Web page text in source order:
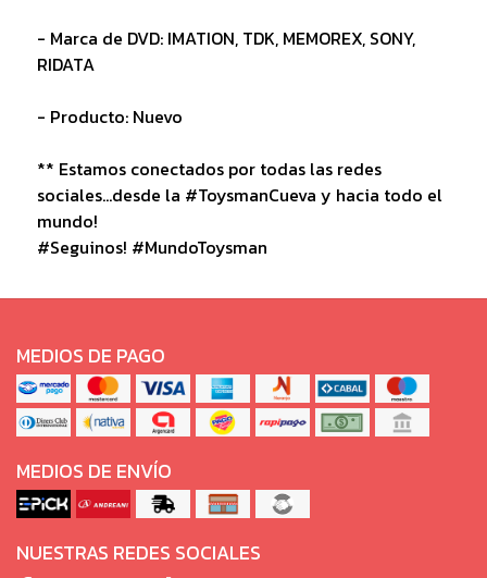
- Marca de DVD: IMATION, TDK, MEMOREX, SONY,
RIDATA
- Producto: Nuevo
** Estamos conectados por todas las redes
sociales...desde la #ToysmanCueva y hacia todo el
mundo!
#Seguinos! #MundoToysman
MEDIOS DE PAGO
MEDIOS DE ENVÍO
NUESTRAS REDES SOCIALES